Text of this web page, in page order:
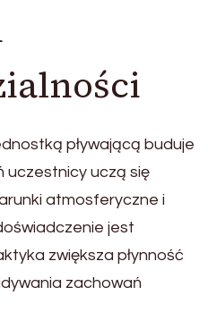
pływającą buduje
uczestnicy uczą się
atmosferyczne i
jest
zwiększa płynność
zachowań